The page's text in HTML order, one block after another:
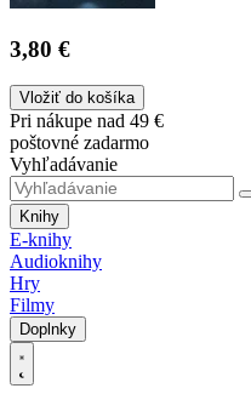
3,80 €
Vložiť do košíka
Pri nákupe nad 49 €
poštovné zadarmo
Vyhľadávanie
Knihy
E-knihy
Audioknihy
Hry
Filmy
Doplnky